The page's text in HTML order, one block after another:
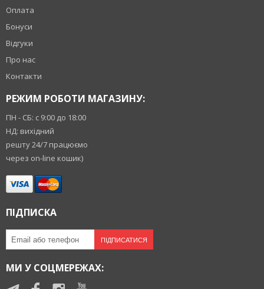
Оплата
Бонуси
Відгуки
Про нас
Контакти
РЕЖИМ РОБОТИ МАГАЗИНУ:
ПН - СБ: с 9:00 до 18:00
НД: вихідний
решту 24/7 працюємо
через on-line кошик)
ПІДПИСКА
ПІДПИСАТИСЯ
МИ У СОЦМЕРЕЖАХ: